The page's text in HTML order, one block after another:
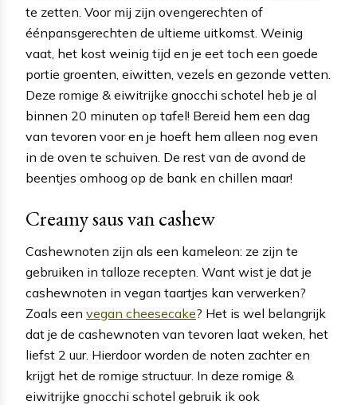
te zetten. Voor mij zijn ovengerechten of
éénpansgerechten de ultieme uitkomst. Weinig
vaat, het kost weinig tijd en je eet toch een goede
portie groenten, eiwitten, vezels en gezonde vetten.
Deze romige & eiwitrijke gnocchi schotel heb je al
binnen 20 minuten op tafel! Bereid hem een dag
van tevoren voor en je hoeft hem alleen nog even
in de oven te schuiven. De rest van de avond de
beentjes omhoog op de bank en chillen maar!
Creamy saus van cashew
Cashewnoten zijn als een kameleon: ze zijn te
gebruiken in talloze recepten. Want wist je dat je
cashewnoten in vegan taartjes kan verwerken?
Zoals een vegan cheesecake? Het is wel belangrijk
dat je de cashewnoten van tevoren laat weken, het
liefst 2 uur. Hierdoor worden de noten zachter en
krijgt het de romige structuur. In deze romige &
eiwitrijke gnocchi schotel gebruik ik ook